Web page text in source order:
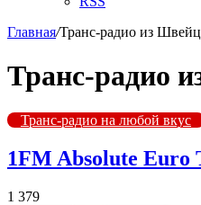
Главная/Транс-радио из
Транс-радио
Транс-радио на любой вкус
1FM Absolute Euro
1 379